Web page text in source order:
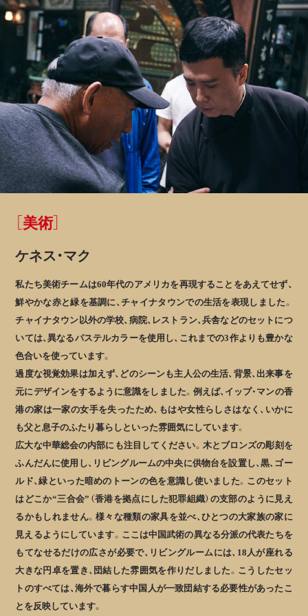
［美術］
ケネス・マク
私たち美術チームは60年代のアメリカを再現することをあえてせず、
鮮やかな赤と緑を基調に、チャイナタウンでの生活を表現しました。
チャイナタウン以外の学校、病院、レストラン、兵舎などのセットにつ
いては、異なるパステルカラーを使用し、これまでの3作よりも豊かな
色合いを使っています。
過度な視覚効果は加えず、どのシーンも主人公の生活、背景、出来事を
元にデザインをするように意識をしました。例えば、イップ・マンの香
港の家は一家の女手を失ったため、もはや女性らしさはなく、いかに
も父と息子のふたり暮らしといった雰囲気にしています。
広大な中華総会の内部にも注目してください。木とブロンズの彫刻を
ふんだんに使用し、リビングルームの中央に供物台を設置し、黒、ゴー
ルド、緑といった暗めのトーンの色を意識し使いました。このセット
はどこか“三合会”（香港を拠点にした犯罪組織）の支部のように見え
るかもしれません。様々な種類の家具を並べ、ひとつの大家族の家に
見えるようにしています。ここは中国武術の異なる分派の代表たちを
もてなせるだけの広さが必要で、リビングルームには、18人が座れる
大きな円卓を置き、団結した雰囲気を作りだしました。こうしたセッ
トのすべては、海外で暮らす中国人が一致団結する必要性があったこ
とを反映しています。